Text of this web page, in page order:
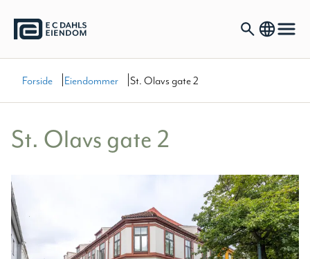
Forside |Eiendommer |St. Olavs gate 2
St. Olavs gate 2